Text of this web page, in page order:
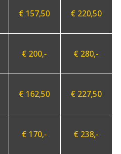
€ 157,50 € 220,50
€ 200,- € 280,-
€ 162,50 € 227,50
€ 170,- € 238,-